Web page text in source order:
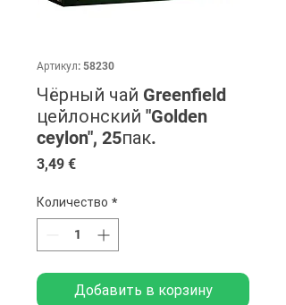
Артикул: 58230
Чёрный чай Greenfield
цейлонский "Golden
ceylon", 25пак.
3,49 €Цена
Количество *
Добавить в корзину